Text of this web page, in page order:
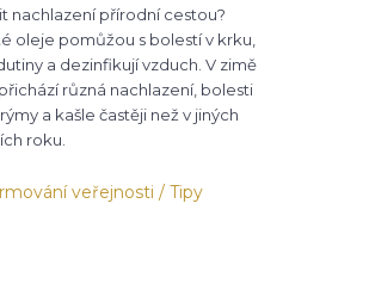
nachlazení přírodní cestou?
oleje pomůžou s bolestí v krku,
a dezinfikují vzduch. V zimě
různá nachlazení, bolesti
a kašle častěji než v jiných
roku.